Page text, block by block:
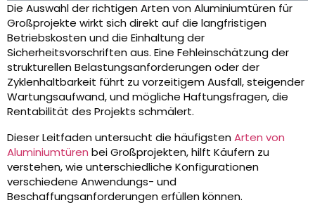
Die Auswahl der richtigen Arten von Aluminiumtüren für
Großprojekte wirkt sich direkt auf die langfristigen
Betriebskosten und die Einhaltung der
Sicherheitsvorschriften aus. Eine Fehleinschätzung der
strukturellen Belastungsanforderungen oder der
Zyklenhaltbarkeit führt zu vorzeitigem Ausfall, steigender
Wartungsaufwand, und mögliche Haftungsfragen, die
Rentabilität des Projekts schmälert.
Dieser Leitfaden untersucht die häufigsten Arten von
Aluminiumtüren bei Großprojekten, hilft Käufern zu
verstehen, wie unterschiedliche Konfigurationen
verschiedene Anwendungs- und
Beschaffungsanforderungen erfüllen können.